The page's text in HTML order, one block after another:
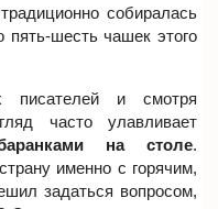
собиралась
шесть чашек этого
писателей и смотря
часто улавливает
на столе.
именно с горячим,
задаться вопросом,